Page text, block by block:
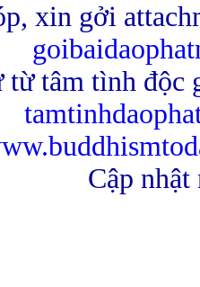
xin gởi
từ tâm tình độc
Cập